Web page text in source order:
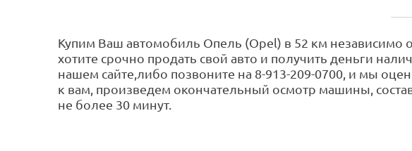
Купим Ваш автомобиль Опель (Opel) в 52 км независимо
хотите срочно продать свой авто и получить деньги
нашем сайте,либо позвоните на 8-913-209-0700, и мы
к вам, произведем окончательный осмотр машины,
не более 30 минут.